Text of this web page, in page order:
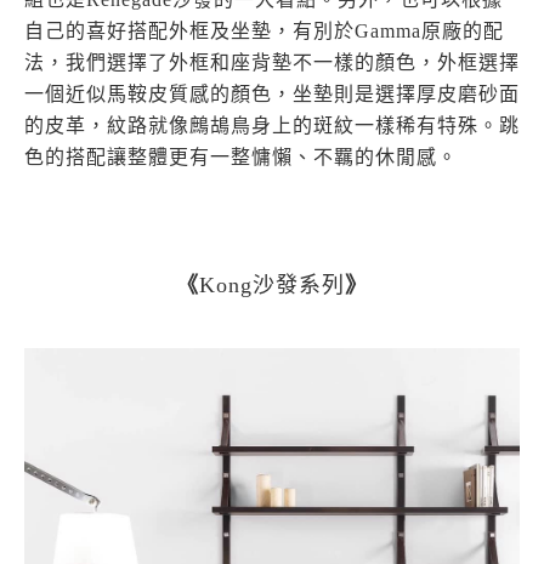
自己的喜好搭配外框及坐墊，有別於Gamma原廠的配
法，我們選擇了外框和座背墊不一樣的顏色，外框選擇
一個近似馬鞍皮質感的顏色，坐墊則是選擇厚皮磨砂面
的皮革，紋路就像鷓鴣鳥身上的斑紋一樣稀有特殊。跳
色的搭配讓整體更有一整慵懶、不羈的休閒感。
《Kong沙發系列 》